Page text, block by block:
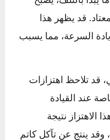
من الأعراض التي
السيارة بشكل عام.